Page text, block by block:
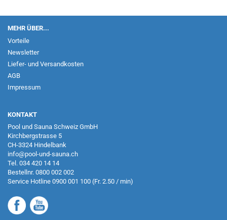
MEHR ÜBER...
Vorteile
Newsletter
Liefer- und Versandkosten
AGB
Impressum
KONTAKT
Pool und Sauna Schweiz GmbH
Kirchbergstrasse 5
CH-3324 Hindelbank
info@pool-und-sauna.ch
Tel. 034 420 14 14
Bestellnr. 0800 002 002
Service Hotline 0900 001 100 (Fr. 2.50 / min)